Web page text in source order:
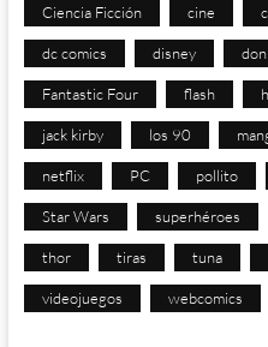
Ciencia Ficción cine
dc comics disney
Fantastic Four flash
jack kirby los 90
netflix PC pollito
Star Wars superhéroes
thor tiras tuna
videojuegos webcomics